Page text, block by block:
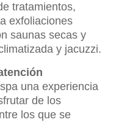
tratamientos,
exfoliaciones
saunas secas y
y jacuzzi.
una experiencia
de los
los que se